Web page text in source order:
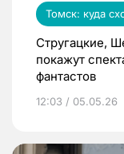
Томск: куда
Стругацкие,
покажут
фантастов
12:03 / 05.05.26